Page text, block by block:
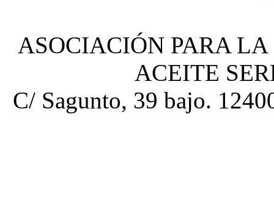
ASOCIACIÓN PARA
ACEITE
C/ Sagunto, 39 bajo.